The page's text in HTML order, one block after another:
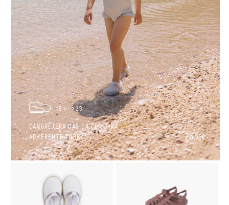
19 29
CANGREJERA BÁSICA CON TIRA
ADHERENTE TOBBY
26,95€